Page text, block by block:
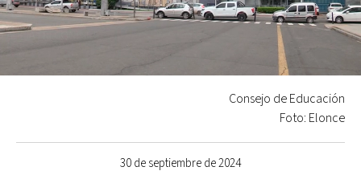
30 de septiembre de 2024
Consejo de Educación
Foto: Elonce